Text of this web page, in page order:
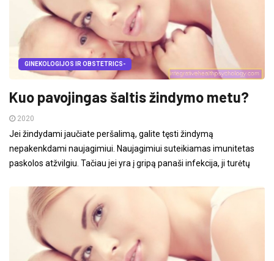
GINEKOLOGIJOS IR OBSTETRICS-
Kuo pavojingas šaltis žindymo metu?
2020
Jei žindydami jaučiate peršalimą, galite tęsti žindymą
nepakenkdami naujagimiui. Naujagimiui suteikiamas imunitetas
paskolos atžvilgiu. Tačiau jei yra į gripą panaši infekcija, ji turėtų